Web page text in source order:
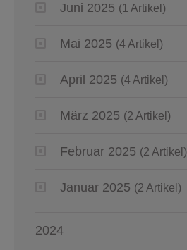
Juni 2025 (1 Artikel)
Mai 2025 (4 Artikel)
April 2025 (4 Artikel)
März 2025 (2 Artikel)
Februar 2025 (2 Artikel)
Januar 2025 (2 Artikel)
2024